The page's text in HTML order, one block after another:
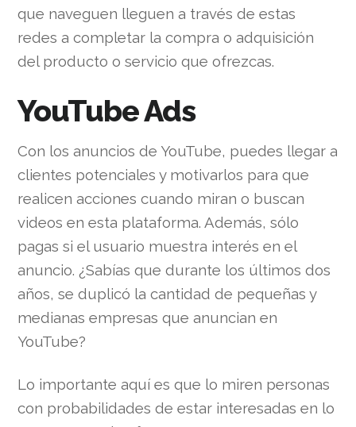
que naveguen lleguen a través de estas
redes a completar la compra o adquisición
del producto o servicio que ofrezcas.
YouTube Ads
Con los anuncios de YouTube, puedes llegar a
clientes potenciales y motivarlos para que
realicen acciones cuando miran o buscan
videos en esta plataforma. Además, sólo
pagas si el usuario muestra interés en el
anuncio. ¿Sabías que durante los últimos dos
años, se duplicó la cantidad de pequeñas y
medianas empresas que anuncian en
YouTube?
Lo importante aquí es que lo miren personas
con probabilidades de estar interesadas en lo